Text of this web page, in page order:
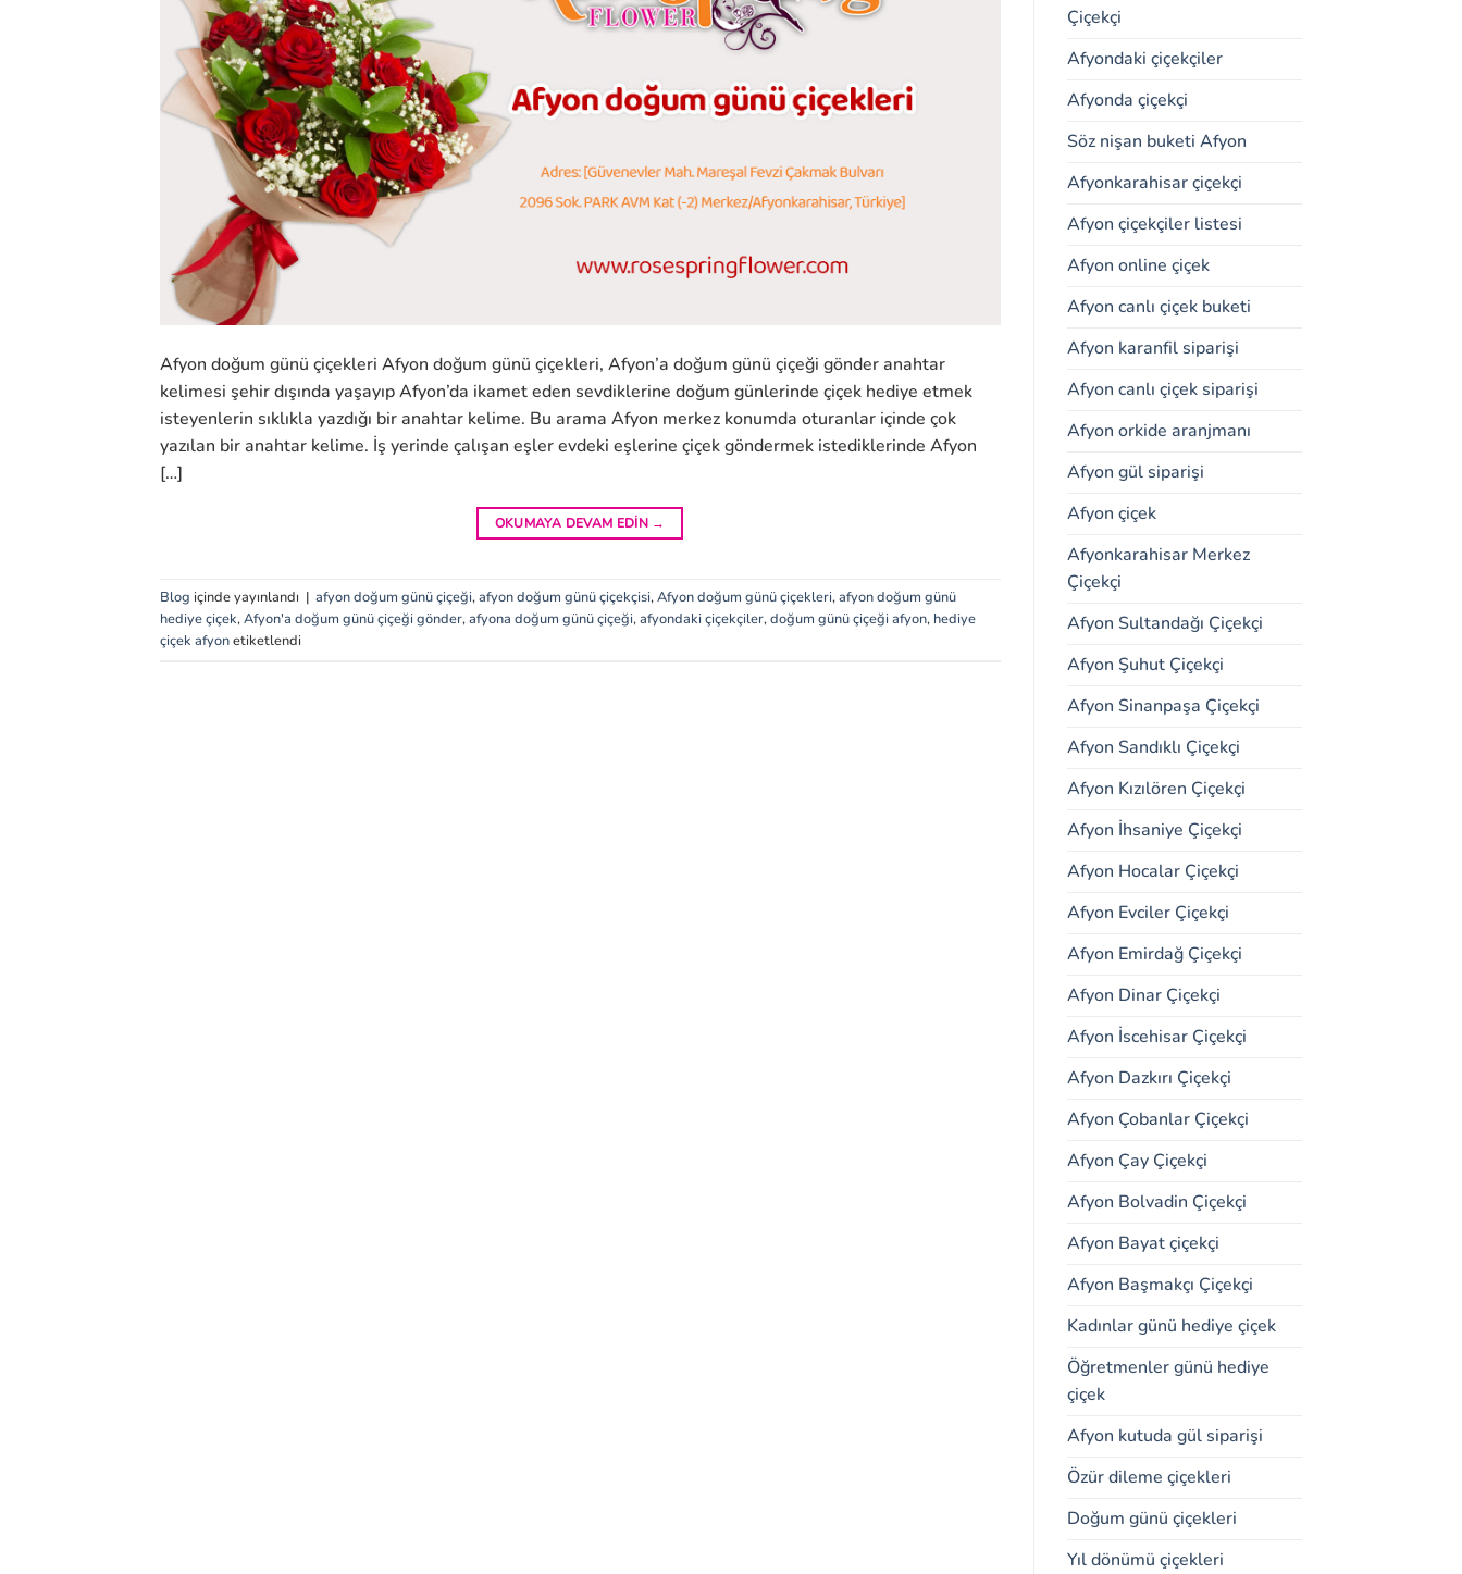
Afyon doğum günü çiçekleri Afyon doğum günü çiçekleri, Afyon’a doğum günü çiçeği gönder anahtar
kelimesi şehir dışında yaşayıp Afyon’da ikamet eden sevdiklerine doğum günlerinde çiçek hediye etmek
isteyenlerin sıklıkla yazdığı bir anahtar kelime. Bu arama Afyon merkez konumda oturanlar içinde çok
yazılan bir anahtar kelime. İş yerinde çalışan eşler evdeki eşlerine çiçek göndermek istediklerinde Afyon
[…]
OKUMAYA DEVAM EDIN →
Blog içinde yayınlandı | afyon doğum günü çiçeği,afyon doğum günü çiçekçisi,Afyon doğum günü çiçekleri,afyon doğum günü
hediye çiçek,Afyon'a doğum günü çiçeği gönder,afyona doğum günü çiçeği,afyondaki çiçekçiler,doğum günü çiçeği afyon, hediye
çiçek afyonetiketlendi
Çiçekçi
Afyondaki çiçekçiler
Afyonda çiçekçi
Söz nişan buketi Afyon
Afyonkarahisar çiçekçi
Afyon çiçekçiler listesi
Afyon online çiçek
Afyon canlı çiçek buketi
Afyon karanfil siparişi
Afyon canlı çiçek siparişi
Afyon orkide aranjmanı
Afyon gül siparişi
Afyon çiçek
Afyonkarahisar Merkez
Çiçekçi
Afyon Sultandağı Çiçekçi
Afyon Şuhut Çiçekçi
Afyon Sinanpaşa Çiçekçi
Afyon Sandıklı Çiçekçi
Afyon Kızılören Çiçekçi
Afyon İhsaniye Çiçekçi
Afyon Hocalar Çiçekçi
Afyon Evciler Çiçekçi
Afyon Emirdağ Çiçekçi
Afyon Dinar Çiçekçi
Afyon İscehisar Çiçekçi
Afyon Dazkırı Çiçekçi
Afyon Çobanlar Çiçekçi
Afyon Çay Çiçekçi
Afyon Bolvadin Çiçekçi
Afyon Bayat çiçekçi
Afyon Başmakçı Çiçekçi
Kadınlar günü hediye çiçek
Öğretmenler günü hediye
çiçek
Afyon kutuda gül siparişi
Özür dileme çiçekleri
Doğum günü çiçekleri
Yıl dönümü çiçekleri